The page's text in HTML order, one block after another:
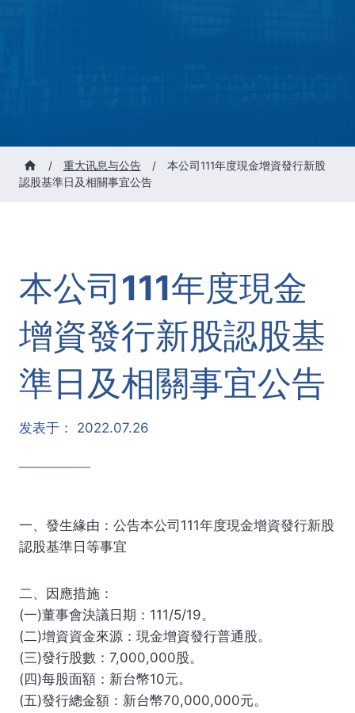
/ 重大讯息与公告 /
本公司111年度現金增資發行新股
認股基準日及相關事宜公告
本公司111年度現金
增資發行新股認股基
準日及相關事宜公告
发表于： 2022.07.26
一、發生緣由：公告本公司111年度現金增資發行新股
認股基準日等事宜
二、因應措施：
(一)董事會決議日期：111/5/19。
(二)增資資金來源：現金增資發行普通股。
(三)發行股數：7,000,000股。
(四)每股面額：新台幣10元。
(五)發行總金額：新台幣70,000,000元。